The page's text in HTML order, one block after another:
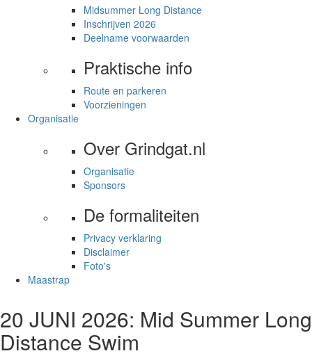
Midsummer Long Distance
Inschrijven 2026
Deelname voorwaarden
Praktische info
Route en parkeren
Voorzieningen
Organisatie
Over Grindgat.nl
Organisatie
Sponsors
De formaliteiten
Privacy verklaring
Disclaimer
Foto's
Maastrap
20 JUNI 2026: Mid Summer Long
Distance Swim